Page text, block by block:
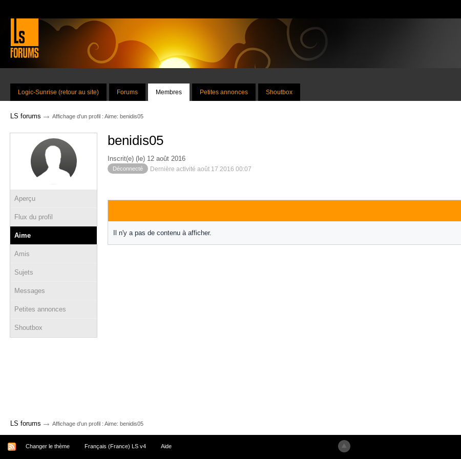
Logic-Sunrise (retour au site) Forums Membres Petites annonces Shoutbox
LS forums → Affichage d'un profil : Aime: benidis05
Aperçu
Flux du profil
Aime
Amis
Sujets
Messages
Petites annonces
Shoutbox
benidis05
Inscrit(e) (le) 12 août 2016
Déconnecté Dernière activité août 17 2016 00:07
Il n'y a pas de contenu à afficher.
LS forums → Affichage d'un profil : Aime: benidis05
Changer le thème Français (France) LS v4 Aide